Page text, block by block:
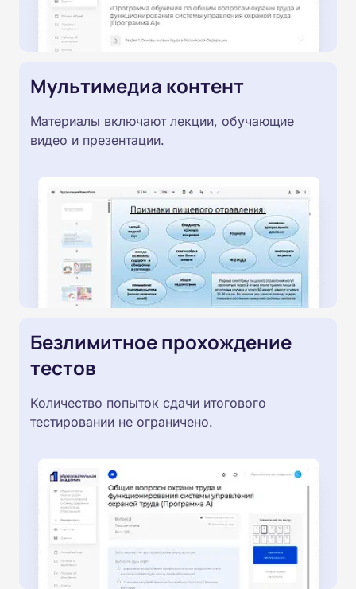
Мультимедиа контент
Материалы включают лекции, обучающие
видео и презентации.
Безлимитное прохождение
тестов
Количество попыток сдачи итогового
тестировании не ограничено.